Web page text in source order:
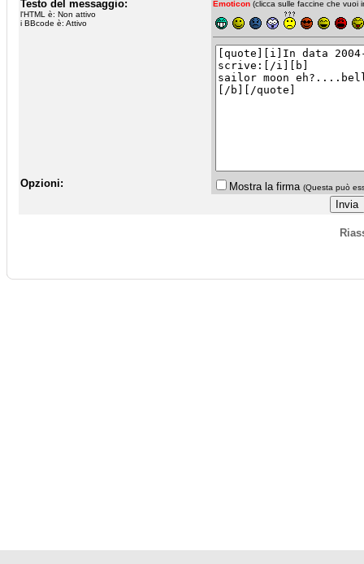
Testo del messaggio:
l'HTML è: Non attivo
i BBcode è: Attivo
Emoticon (clicca sulle faccine che vuoi
Opzioni: Mostra la firma (Questa può